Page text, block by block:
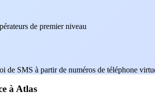
de premier niveau
de SMS à partir de numéros de téléphone
àAtlas